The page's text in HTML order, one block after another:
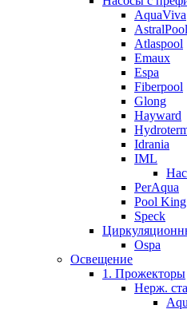
AquaViva
AstralPool
Atlaspool
Emaux
Espa
Fiberpool
Glong
Hayward
Idrania
IML
PerAqua
Pool King
Speck
Ospa
Освещение
1. Прожекторы
Нерж.